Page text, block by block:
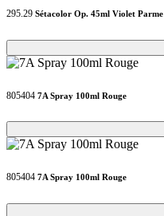
295.29 Sétacolor Op. 45ml Violet Parme
Loading...
Loading...
805404 7A Spray 100ml Rouge
Loading...
Loading...
805404 7A Spray 100ml Rouge
Loading...
Loading...